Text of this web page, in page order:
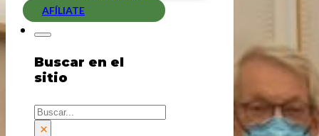
AFÍLIATE
Buscar en el
sitio
Buscar
×